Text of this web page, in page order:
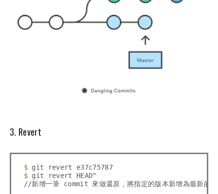
3. Revert
$
git revert e37c75787
$ git revert HEAD^